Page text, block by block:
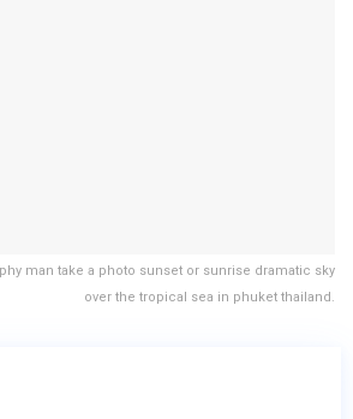
man take a photo sunset or sunrise dramatic sky
over the tropical sea in phuket thailand.